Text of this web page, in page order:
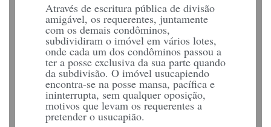
Através de escritura pública de divisão
amigável, os requerentes, juntamente
com os demais condôminos,
subdividiram o imóvel em vários lotes,
onde cada um dos condôminos passou a
ter a posse exclusiva da sua parte quando
da subdivisão. O imóvel usucapiendo
encontra-se na posse mansa, pacífica e
ininterrupta, sem qualquer oposição,
motivos que levam os requerentes a
pretender o usucapião.